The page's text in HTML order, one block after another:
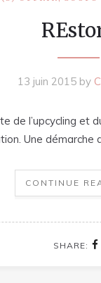
13 juin 2015by
de l’upcycling et
Une démarche
CONTINUE
SHARE: